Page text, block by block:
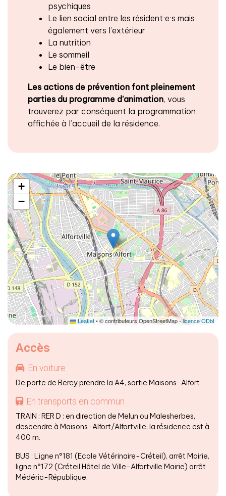
psychiques
Le lien social entre les résident·e·s mais
également vers l’extérieur
La nutrition
Le sommeil
Le bien-être
Les actions de prévention font pleinement
parties du programme d’animation, vous
trouverez par conséquent la programmation
affichée à l’accueil de la résidence.
+
−
Leaflet• © contributeurs OpenStreetMap -licence ODbL
Accès
En voiture
De porte de Bercy prendre la A4, sortie Maisons-Alfort
En transports en commun
TRAIN : RER D : en direction de Melun ou Malesherbes,
descendre à Maisons-Alfort/Alfortville, la résidence est à
400 m.
BUS : Ligne n°181 (Ecole Vétérinaire-Créteil), arrêt Mairie,
ligne n°172 (Créteil Hôtel de Ville-Alfortville Mairie) arrêt
Médéric-République.